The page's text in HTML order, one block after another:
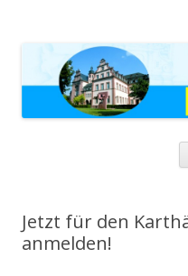
Jetzt für den
anmelden!